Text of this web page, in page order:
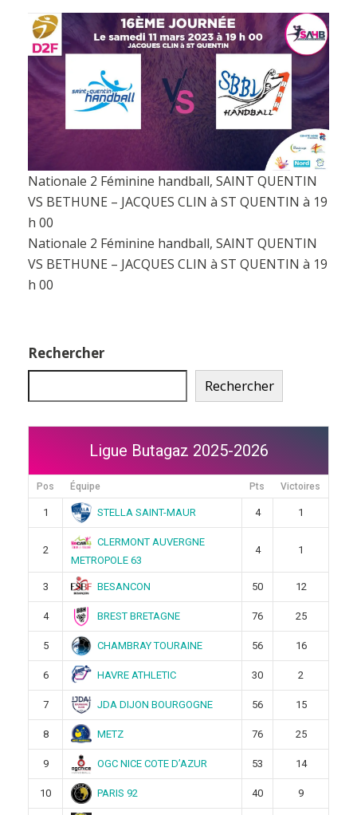
Nationale 2 Féminine handball, SAINT QUENTIN
VS BETHUNE – JACQUES CLIN à ST QUENTIN à 19
h 00
Nationale 2 Féminine handball, SAINT QUENTIN
VS BETHUNE – JACQUES CLIN à ST QUENTIN à 19
h 00
Rechercher
Rechercher
Ligue Butagaz 2025-2026
Pos Équipe Pts Victoires
1 STELLA SAINT-MAUR 4 1
2
CLERMONT AUVERGNE
METROPOLE 63
4 1
3 BESANCON 50 12
4 BREST BRETAGNE 76 25
5 CHAMBRAY TOURAINE 56 16
6 HAVRE ATHLETIC 30 2
7 JDA DIJON BOURGOGNE 56 15
8 METZ 76 25
9 OGC NICE COTE D’AZUR 53 14
10 PARIS 92 40 9